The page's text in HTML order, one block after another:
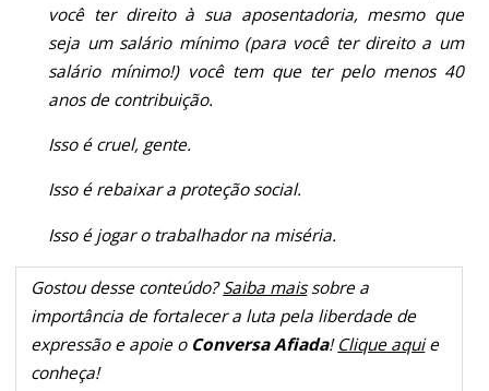
você ter direito à sua aposentadoria, mesmo que
seja um salário mínimo (para você ter direito a um
salário mínimo!) você tem que ter pelo menos 40
anos de contribuição.
Isso é cruel, gente.
Isso é rebaixar a proteção social.
Isso é jogar o trabalhador na miséria.
Gostou desse conteúdo?Saiba maissobre a
importância de fortalecer a luta pela liberdade de
expressão e apoie o Conversa Afiada!Clique aquie
conheça!